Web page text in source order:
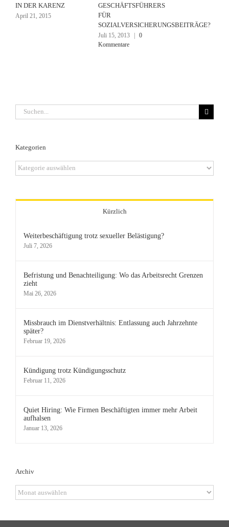
IN DER KARENZ
April 21, 2015
GESCHÄFTSFÜHRERS
FÜR
SOZIALVERSICHERUNGSBEITRÄGE?
Juli 15, 2013 | 0
Kommentare
Suche
nach:
Kategorien
Kategorien
Kürzlich
Weiterbeschäftigung trotz sexueller Belästigung?
Juli 7, 2026
Befristung und Benachteiligung: Wo das Arbeitsrecht Grenzen
zieht
Mai 26, 2026
Missbrauch im Dienstverhältnis: Entlassung auch Jahrzehnte
später?
Februar 19, 2026
Kündigung trotz Kündigungsschutz
Februar 11, 2026
Quiet Hiring: Wie Firmen Beschäftigten immer mehr Arbeit
aufhalsen
Januar 13, 2026
Archiv
Archiv